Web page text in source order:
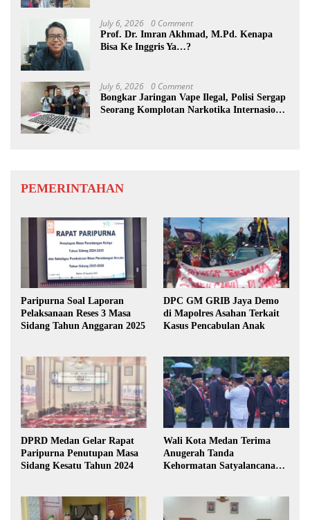
July 6, 2026 0 Comment
Prof. Dr. Imran Akhmad, M.Pd. Kenapa
Bisa Ke Inggris Ya…?
July 6, 2026 0 Comment
Bongkar Jaringan Vape Ilegal, Polisi Sergap
Seorang Komplotan Narkotika Internasional
PEMERINTAHAN
Paripurna Soal Laporan
Pelaksanaan Reses 3 Masa
Sidang Tahun Anggaran 2025
DPC GM GRIB Jaya Demo
di Mapolres Asahan Terkait
Kasus Pencabulan Anak
DPRD Medan Gelar Rapat
Paripurna Penutupan Masa
Sidang Kesatu Tahun 2024
Wali Kota Medan Terima
Anugerah Tanda
Kehormatan Satyalancana